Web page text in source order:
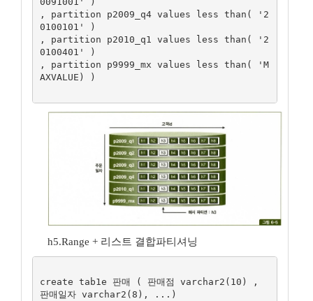
, partition p2009_q4 values less than( '2
0100101' )
, partition p2010_q1 values less than( '2
0100401' )
, partition p9999_mx values less than( 'M
AXVALUE) )
h5.Range + 리스트 결합파티셔닝
create tab1e 판매 ( 판매점 varchar2(10) ,
판매일자 varchar2(8), ...)